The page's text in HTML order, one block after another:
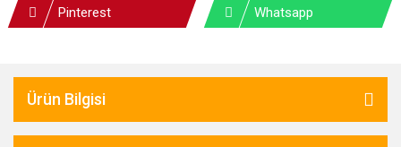
Pinterest Whatsapp
Ürün Bilgisi